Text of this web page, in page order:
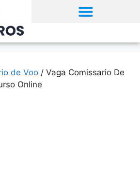
de Voo / Vaga Comissario De
Online